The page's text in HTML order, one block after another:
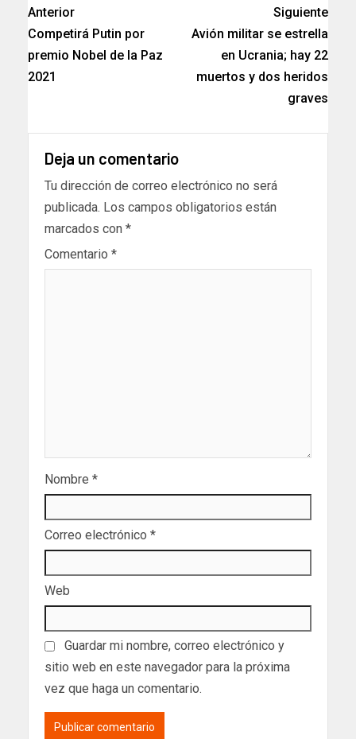
Anterior
Competirá Putin por
premio Nobel de la Paz
2021
Siguiente
Avión militar se estrella
en Ucrania; hay 22
muertos y dos heridos
graves
Deja un comentario
Tu dirección de correo electrónico no será
publicada. Los campos obligatorios están
marcados con *
Comentario *
Nombre *
Correo electrónico *
Web
Guardar mi nombre, correo electrónico y
sitio web en este navegador para la próxima
vez que haga un comentario.